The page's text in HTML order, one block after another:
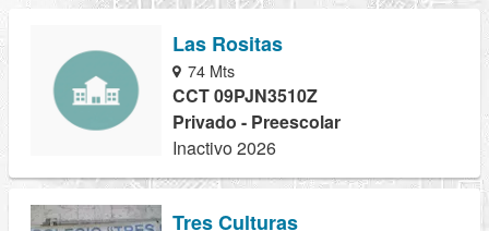
Las Rositas
74 Mts
CCT 09PJN3510Z
Privado - Preescolar
Inactivo 2026
Tres Culturas